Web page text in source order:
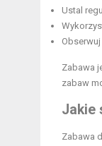
Ustal
Zabawa
zabaw
Jakie
Zabawa